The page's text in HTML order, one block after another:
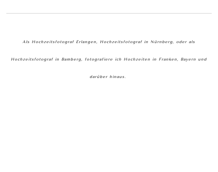
Als Hochzeitsfotograf Erlangen, Hochzeitsfotograf in Nürnberg, oder als
Hochzeitsfotograf in Bamberg, fotografiere ich Hochzeiten in Franken, Bayern und
darüber hinaus.